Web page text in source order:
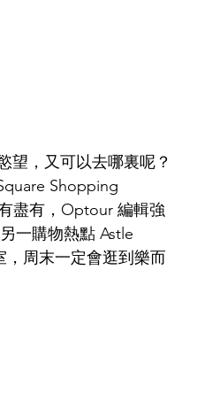
望，又可以去哪裏呢？
Shopping
盡有，Optour 編輯強
一購物熱點 Astle
周末一定會逛到樂而